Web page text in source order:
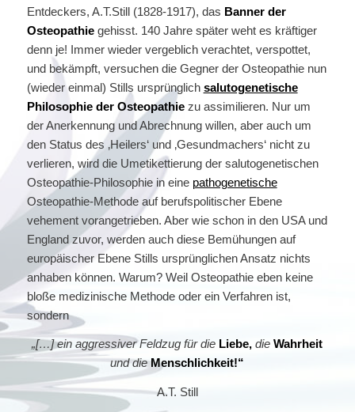
Entdeckers, A.T.Still (1828-1917), das Banner der
Osteopathiegehisst. 140 Jahre später weht es kräftiger
denn je! Immer wieder vergeblich verachtet, verspottet,
und bekämpft, versuchen die Gegner der Osteopathie nun
(wieder einmal) Stills ursprünglich salutogenetische
Philosophie der Osteopathiezu assimilieren. Nur um
der Anerkennung und Abrechnung willen, aber auch um
den Status des ‚Heilers‘ und ‚Gesundmachers‘ nicht zu
verlieren, wird die Umetikettierung der salutogenetischen
Osteopathie-Philosophie in eine pathogenetische
Osteopathie-Methode auf berufspolitischer Ebene
vehement vorangetrieben. Aber wie schon in den USA und
England zuvor, werden auch diese Bemühungen auf
europäischer Ebene Stills ursprünglichen Ansatz nichts
anhaben können. Warum? Weil Osteopathie eben keine
bloße medizinische Methode oder ein Verfahren ist,
sondern
„[…] ein aggressiver Feldzug für die Liebe, dieWahrheit
und dieMenschlichkeit!“
A.T. Still